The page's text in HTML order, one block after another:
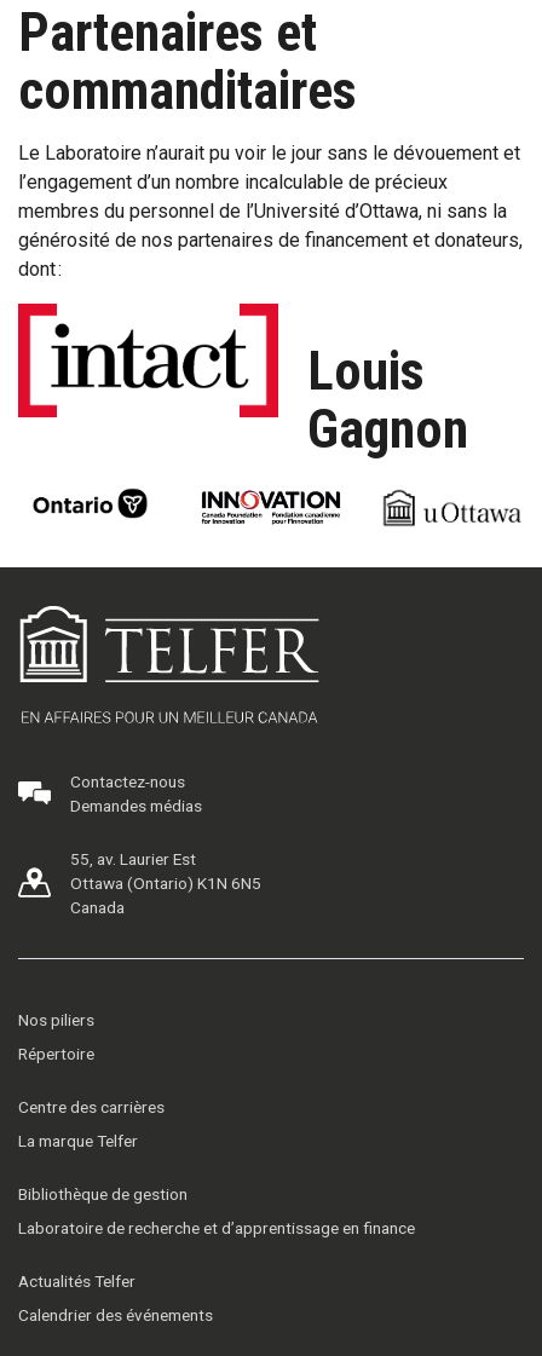
Partenaires et
commanditaires
Le Laboratoire n’aurait pu voir le jour sans le dévouement et
l’engagement d’un nombre incalculable de précieux
membres du personnel de l’Université d’Ottawa, ni sans la
générosité de nos partenaires de financement et donateurs,
dont :
Louis
Gagnon
Contactez-nous
Demandes médias
55, av. Laurier Est
Ottawa (Ontario) K1N 6N5
Canada
Nos piliers
Répertoire
Centre des carrières
La marque Telfer
Bibliothèque de gestion
Laboratoire de recherche et d’apprentissage en finance
Actualités Telfer
Calendrier des événements